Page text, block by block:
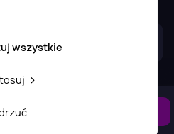
wszystkieProjekt i realizacja: